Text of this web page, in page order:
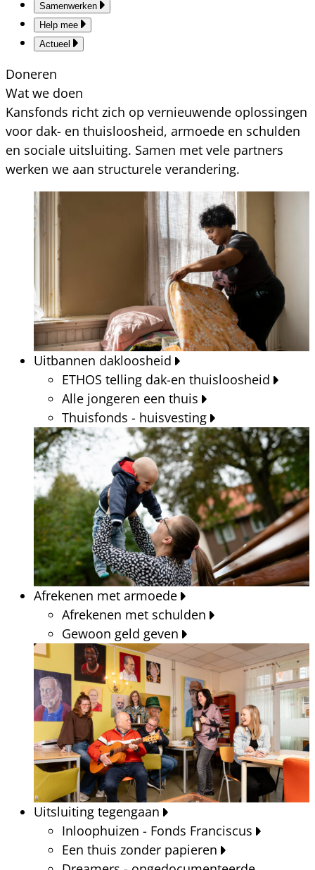
Samenwerken
Help mee
Actueel
Doneren
Wat we doen
Kansfonds richt zich op vernieuwende oplossingen
voor dak- en thuisloosheid, armoede en schulden
en sociale uitsluiting. Samen met vele partners
werken we aan structurele verandering.
Uitbannen dakloosheid
ETHOS telling dak-en thuisloosheid
Alle jongeren een thuis
Thuisfonds - huisvesting
Afrekenen met armoede
Afrekenen met schulden
Gewoon geld geven
Uitsluiting tegengaan
Inloophuizen - Fonds Franciscus
Een thuis zonder papieren